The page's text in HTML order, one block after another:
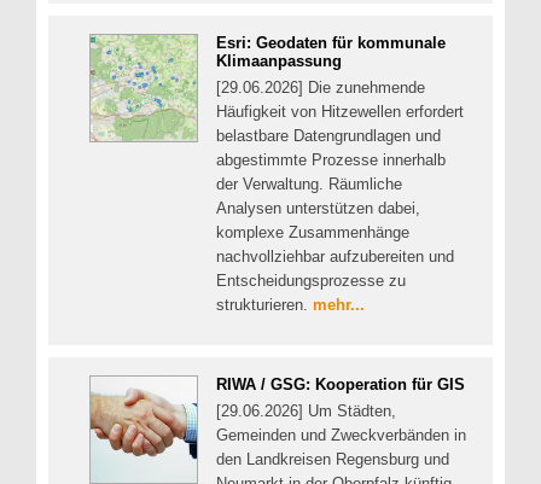
Esri: Geodaten für kommunale
Klimaanpassung
[29.06.2026] Die zunehmende
Häufigkeit von Hitzewellen erfordert
belastbare Datengrundlagen und
abgestimmte Prozesse innerhalb
der Verwaltung. Räumliche
Analysen unterstützen dabei,
komplexe Zusammenhänge
nachvollziehbar aufzubereiten und
Entscheidungsprozesse zu
strukturieren. mehr...
RIWA / GSG: Kooperation für GIS
[29.06.2026] Um Städten,
Gemeinden und Zweckverbänden in
den Landkreisen Regensburg und